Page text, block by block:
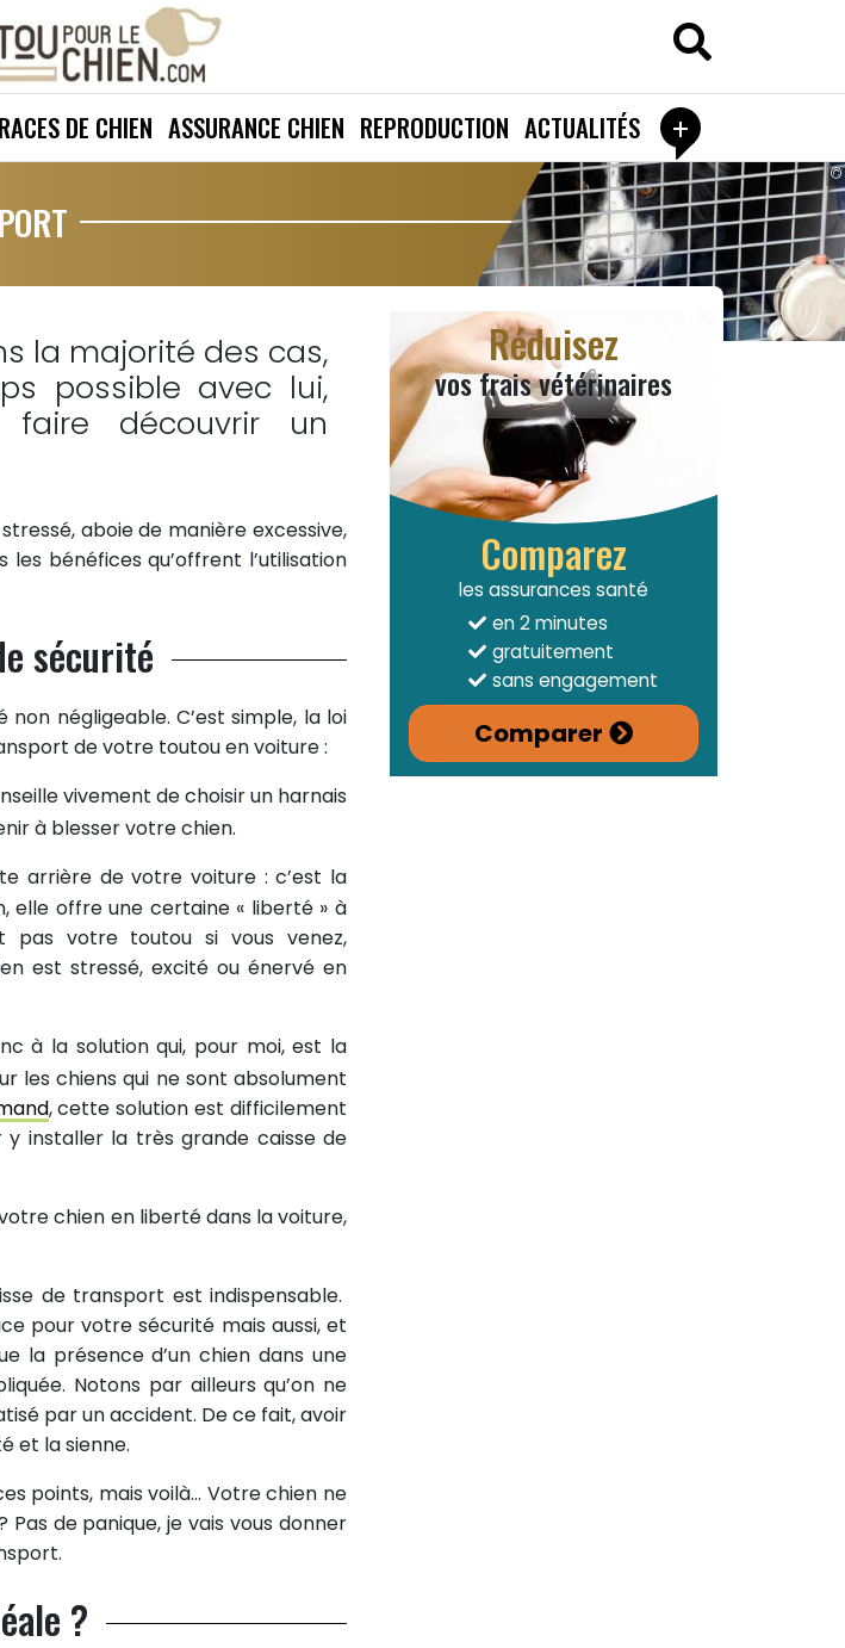
RACES DE CHIEN ASSURANCE CHIEN REPRODUCTION ACTUALITÉS +
©
la majorité des cas,
possible avec lui,
découvrir un
aboie de manière excessive,
bénéfices qu’offrent l’utilisation
sécurité
négligeable. C’est simple, la loi
de votre toutou en voiture :
vivement de choisir un harnais
à blesser votre chien.
arrière de votre voiture : c’est la
elle offre une certaine « liberté » à
pas votre toutou si vous venez,
est stressé, excité ou énervé en
à la solution qui, pour moi, est la
les chiens qui ne sont absolument
, cette solution est difficilement
installer la très grande caisse de
chien en liberté dans la voiture,
de transport est indispensable.
pour votre sécurité mais aussi, et
la présence d’un chien dans une
Notons par ailleurs qu’on ne
par un accident. De ce fait, avoir
et la sienne.
points, mais voilà… Votre chien ne
de panique, je vais vous donner
?
Réduisez
vos frais vétérinaires
Comparez
les assurances santé
en 2 minutes
gratuitement
sans engagement
Comparer